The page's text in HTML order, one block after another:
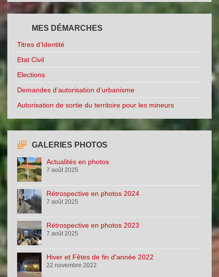
MES DÉMARCHES
Titres d’Identité
Etat Civil
Elections
Demandes d’autorisation d’urbanisme
Autorisation de sortie du territoire pour les mineurs
GALERIES PHOTOS
Actualités en photos
7 août 2025
Rétrospective en photos 2024
7 août 2025
Rétrospective en photos 2023
7 août 2025
Hiver et Fêtes de fin d'année 2022
22 novembre 2022